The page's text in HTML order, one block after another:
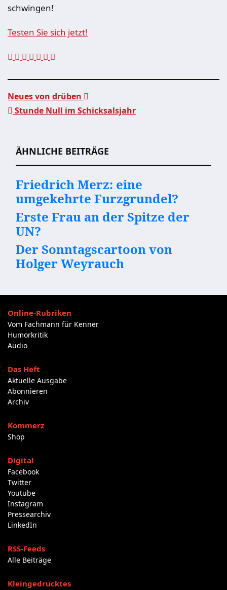
schwingen!
Testen Sie sich jetzt!
Neues von drüben
Stunde Null im Schicksalsjahr
ÄHNLICHE BEITRÄGE
Friedrich Merz: eine
umgekehrte Furzgrundel?
Erste Frau an der Spitze der
UN?
Der Sonntagscartoon von
Holger Weyrauch
Online-Rubriken
Vom Fachmann für Kenner
Humorkritik
Audio
Das Heft
Aktuelle Ausgabe
Abonnieren
Archiv
Kommerz
Shop
Digital
Facebook
Twitter
Youtube
Instagram
Pressearchiv
LinkedIn
RSS-Feeds
Alle Beiträge
Kleingedrucktes